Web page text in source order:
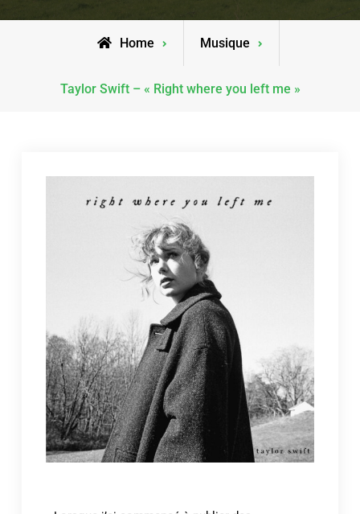
Home Musique
Taylor Swift – « Right where you left me »